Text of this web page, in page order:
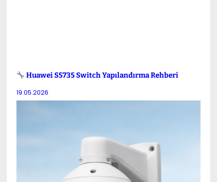
Huawei S5735 Switch Yapılandırma Rehberi
19.05.2026